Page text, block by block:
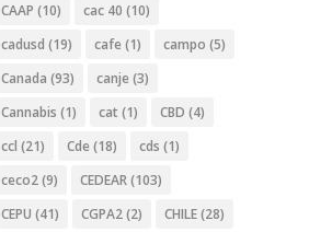
CAAP (10) cac 40 (10)
cadusd (19) cafe (1) campo (5)
Canada (93) canje (3)
Cannabis (1) cat (1) CBD (4)
ccl (21) Cde (18) cds (1)
ceco2(9) CEDEAR(103)
CEPU (41) CGPA2(2) CHILE(28)